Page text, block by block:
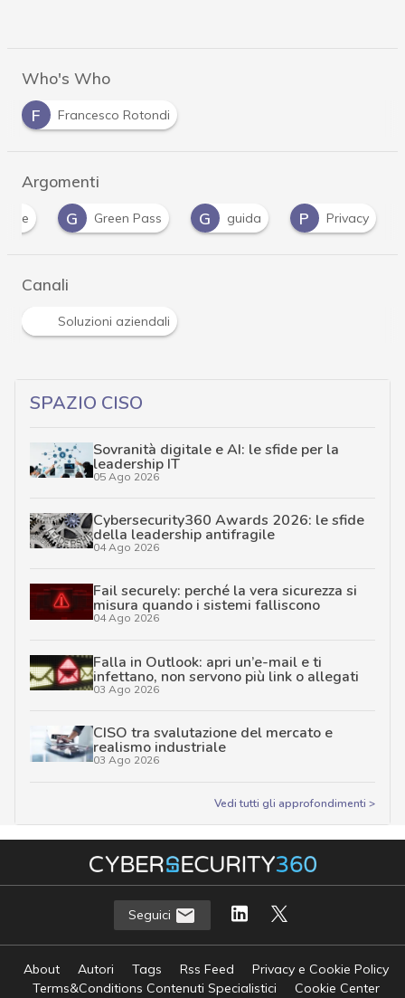
Who's Who
F
Francesco Rotondi
Argomenti
G Green Pass G guida P Privacy
Canali
Soluzioni aziendali
SPAZIO CISO
Sovranità digitale e AI: le sfide per la
leadership IT
05 Ago 2026
Cybersecurity360 Awards 2026: le sfide
della leadership antifragile
04 Ago 2026
Fail securely: perché la vera sicurezza si
misura quando i sistemi falliscono
04 Ago 2026
Falla in Outlook: apri un’e-mail e ti
infettano, non servono più link o allegati
03 Ago 2026
CISO tra svalutazione del mercato e
realismo industriale
03 Ago 2026
Vedi tutti gli approfondimenti >
Seguici
About Autori Tags Rss Feed
Privacy e Cookie Policy
Terms&Conditions Contenuti Specialistici
Cookie Center